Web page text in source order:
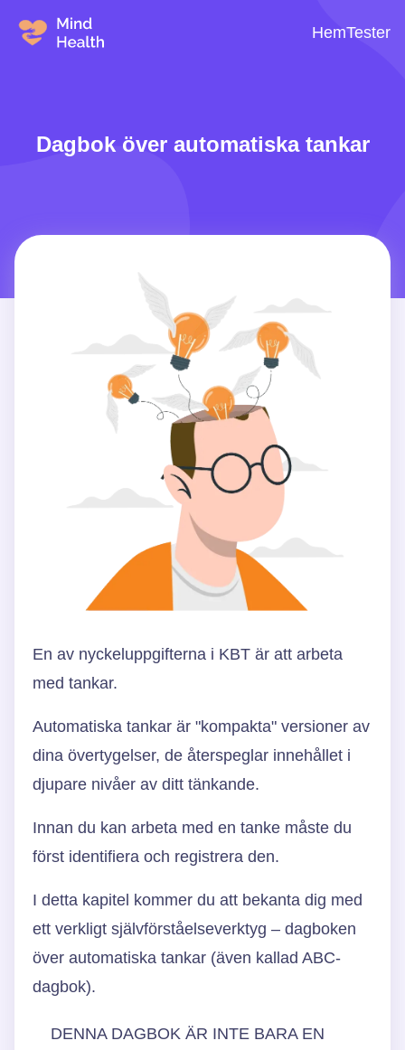
HemTester
Dagbok över automatiska tankar
En av nyckeluppgifterna i KBT är att arbeta
med tankar.
Automatiska tankar är "kompakta" versioner av
dina övertygelser, de återspeglar innehållet i
djupare nivåer av ditt tänkande.
Innan du kan arbeta med en tanke måste du
först identifiera och registrera den.
I detta kapitel kommer du att bekanta dig med
ett verkligt självförståelseverktyg – dagboken
över automatiska tankar (även kallad ABC-
dagbok).
DENNA DAGBOK ÄR INTE BARA EN